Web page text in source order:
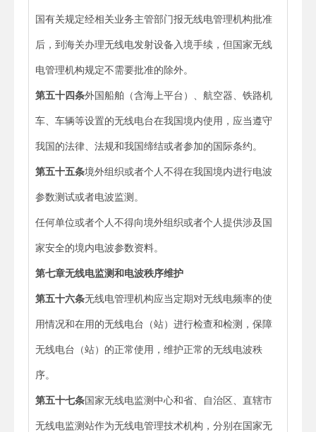
国有关规定经相关业务主管部门报无线电管理机构批准
后，到海关办理无线电发射设备入境手续，但国家无线
电管理机构规定不需要批准的除外。
第五十四条外国船舶（含海上平台）、航空器、铁路机
车、车辆等设置的无线电台在我国境内使用，应当遵守
我国的法律、法规和我国缔结或者参加的国际条约。
第五十五条境外组织或者个人不得在我国境内进行电波
参数测试或者电波监测。
任何单位或者个人不得向境外组织或者个人提供涉及国
家安全的境内电波参数资料。
第七章无线电监测和电波秩序维护
第五十六条无线电管理机构应当定期对无线电频率的使
用情况和在用的无线电台（站）进行检查和检测，保障
无线电台（站）的正常使用，维护正常的无线电波秩
序。
第五十七条 国家无线电监测中心和省、自治区、直辖市
无线电监测站作为无线电管理技术机构，分别在国家无